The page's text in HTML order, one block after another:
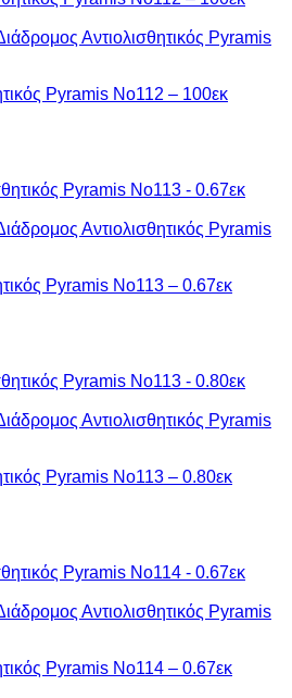
Pyramis No112 – 100εκ
Pyramis No113 – 0.67εκ
Pyramis No113 – 0.80εκ
Pyramis No114 – 0.67εκ